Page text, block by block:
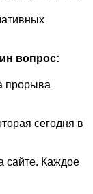
вопрос:
прорыва
сегодня в
сайте. Каждое